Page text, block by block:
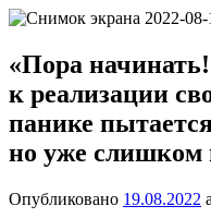
Перейти
содержимому
один
сайт
на
WordPress
«Пора
к реализации
панике
но уже слишком
Опубликовано 19.08.2022